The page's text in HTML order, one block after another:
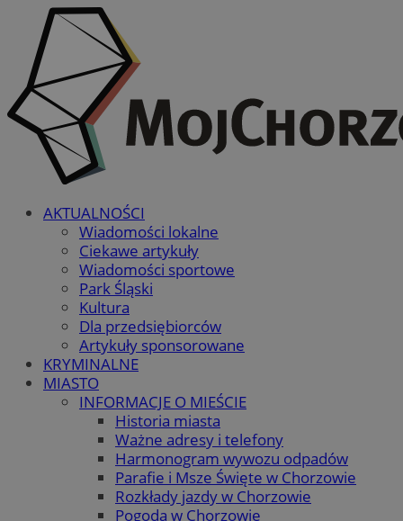
AKTUALNOŚCI
Wiadomości lokalne
Ciekawe artykuły
Wiadomości sportowe
Park Śląski
Kultura
Dla przedsiębiorców
Artykuły sponsorowane
KRYMINALNE
MIASTO
INFORMACJE O MIEŚCIE
Historia miasta
Ważne adresy i telefony
Harmonogram wywozu odpadów
Parafie i Msze Święte w Chorzowie
Rozkłady jazdy w Chorzowie
Pogoda w Chorzowie